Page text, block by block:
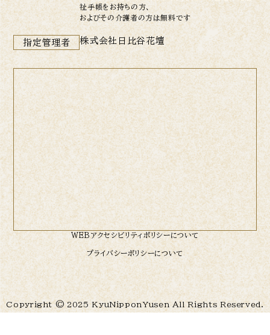
祉手帳をお持ちの方、
およびその介護者の方は無料です
指定管理者 株式会社日比谷花壇
WEBアクセシビリティポリシーについて
プライバシーポリシーについて
Copyright © 2025 KyuNipponYusen All Rights Reserved.